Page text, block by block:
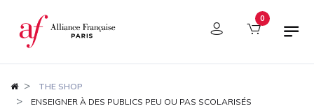
Cookies management panel 0
THE SHOP
ENSEIGNER À DES PUBLICS PEU OU PAS SCOLARISÉS